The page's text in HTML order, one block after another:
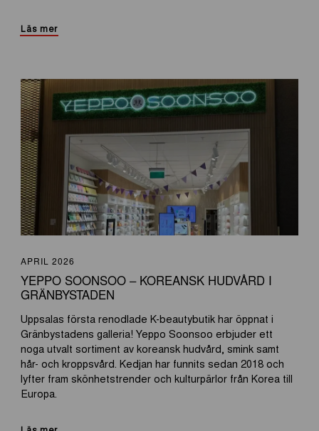
Läs mer
APRIL 2026
YEPPO SOONSOO – KOREANSK HUDVÅRD I
GRÄNBYSTADEN
Uppsalas första renodlade K-beautybutik har öppnat i
Gränbystadens galleria! Yeppo Soonsoo erbjuder ett
noga utvalt sortiment av koreansk hudvård, smink samt
hår- och kroppsvård. Kedjan har funnits sedan 2018 och
lyfter fram skönhetstrender och kulturpärlor från Korea till
Europa.